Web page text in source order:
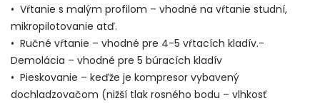
• Vŕtanie s malým profilom – vhodné na vŕtanie studní,
mikropilotovanie atď.
• Ručné vŕtanie – vhodné pre 4-5 vŕtacích kladív.-
Demolácia – vhodné pre 5 búracích kladív
• Pieskovanie – keďže je kompresor vybavený
dochladzovačom (nižší tlak rosného bodu – vlhkosť